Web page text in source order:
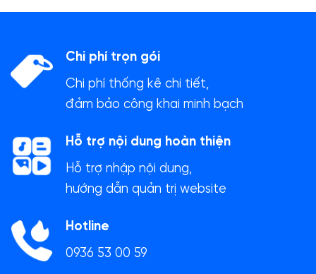
Chi phí trọn gói
Chi phí thống kê chi tiết,
đảm bảo công khai minh bạch
Hỗ trợ nội dung hoàn thiện
Hỗ trợ nhập nội dung,
hướng dẫn quản trị website
Hotline
0936 53 00 59